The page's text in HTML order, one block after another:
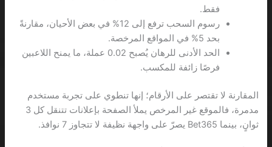
فقط.
رسوم السحب ترفع إلى 12% في بعض الأحيان، مقارنةً
بحد 5% في المواقع المرخصة.
الحد الأدنى للرهان يُصبح 0.02 عملة، ما يمنح اللاعبين
فرصًا زائفة للمكسب.
المقارنة لا تقتصر على الأرقام؛ إنها تنطوي على تجربة مستخدم
مدمرة، فالموقع غير المرخص يملأ الصفحة بإعلانات تتنقل كل 3
ثوانٍ، بينما Bet365 يصرّ على واجهة نظيفة لا تتجاوز 7 نوافذ.